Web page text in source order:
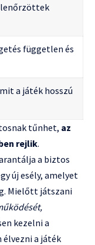
független és
a játék hosszú
tűnhet, az
rejlik.
a biztos
új esély, amelyet
Mielőtt játszani
kezelni a
élvezni a játék